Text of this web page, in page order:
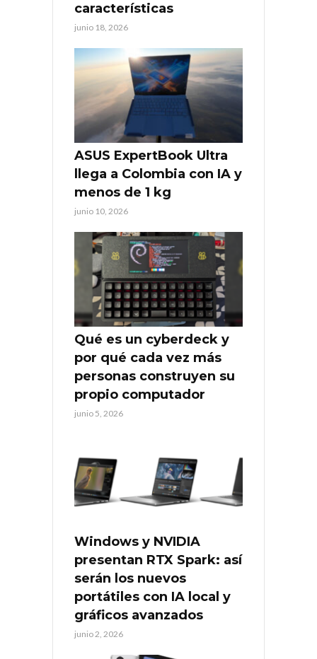
características
junio 18, 2026
ASUS ExpertBook Ultra
llega a Colombia con IA y
menos de 1 kg
junio 10, 2026
Qué es un cyberdeck y
por qué cada vez más
personas construyen su
propio computador
junio 5, 2026
Windows y NVIDIA
presentan RTX Spark: así
serán los nuevos
portátiles con IA local y
gráficos avanzados
junio 2, 2026